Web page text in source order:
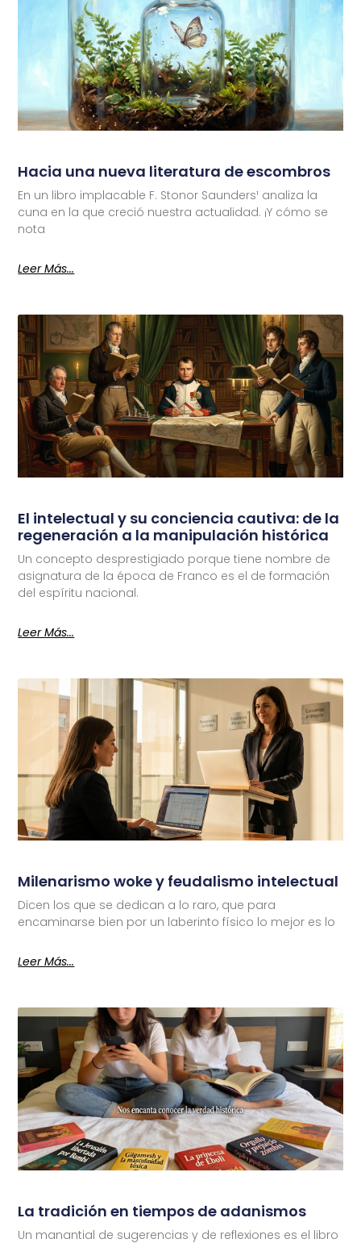
Hacia una nueva literatura de escombros
En un libro implacable F. Stonor Saunders¹ analiza la
cuna en la que creció nuestra actualidad. ¡Y cómo se
nota
Leer Más...
El intelectual y su conciencia cautiva: de la
regeneración a la manipulación histórica
Un concepto desprestigiado porque tiene nombre de
asignatura de la época de Franco es el de formación
del espíritu nacional.
Leer Más...
Milenarismo woke y feudalismo intelectual
Dicen los que se dedican a lo raro, que para
encaminarse bien por un laberinto físico lo mejor es lo
Leer Más...
La tradición en tiempos de adanismos
Un manantial de sugerencias y de reflexiones es el libro